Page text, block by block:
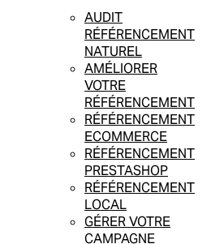
AUDIT
RÉFÉRENCEMENT
NATUREL
AMÉLIORER
VOTRE
RÉFÉRENCEMENT
RÉFÉRENCEMENT
ECOMMERCE
RÉFÉRENCEMENT
PRESTASHOP
RÉFÉRENCEMENT
LOCAL
GÉRER VOTRE
CAMPAGNE